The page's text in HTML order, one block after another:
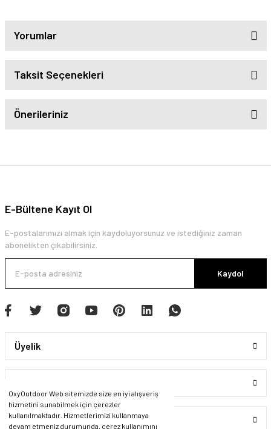
OxyOutdoor Web sitemizde size en iyi alışveriş
hizmetini sunabilmek için çerezler
kullanılmaktadır. Hizmetlerimizi kullanmaya
devam etmeniz durumunda, çerez kullanımını
Yorumlar
Taksit Seçenekleri
Önerileriniz
E-Bültene Kayıt Ol
E-postalarımızı almak için kaydoluyorsunuz ve istediğiniz zaman
abonelikten çıkabilirsiniz.
Kaydol
Üyelik
Alışveriş